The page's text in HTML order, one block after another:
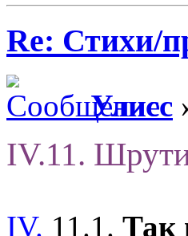
Re: Стихи/
Улисс
IV.11.
IV. 11.1. Так